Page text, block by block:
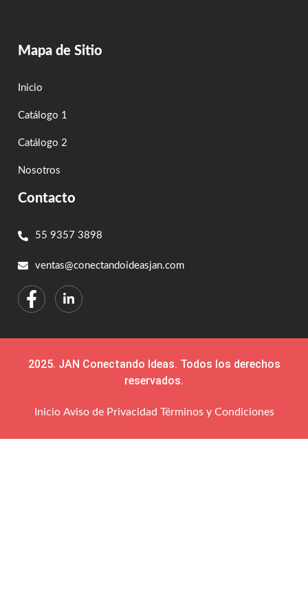
Mapa de Sitio
Inicio
Catálogo 1
Catálogo 2
Nosotros
Contacto
55 9357 3898
ventas@conectandoideasjan.com
2025. JAN Conectando Ideas. Todos los derechos
reservados.
Inicio Aviso de Privacidad Términos y Condiciones